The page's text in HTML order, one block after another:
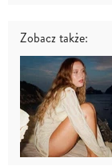
Zobacz także: